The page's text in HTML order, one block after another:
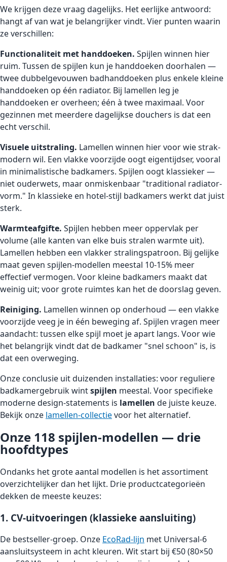
We krijgen deze vraag dagelijks. Het eerlijke antwoord:
hangt af van wat je belangrijker vindt. Vier punten waarin
ze verschillen:
Functionaliteit met handdoeken. Spijlen winnen hier
ruim. Tussen de spijlen kun je handdoeken doorhalen —
twee dubbelgevouwen badhanddoeken plus enkele kleine
handdoeken op één radiator. Bij lamellen leg je
handdoeken er overheen; één à twee maximaal. Voor
gezinnen met meerdere dagelijkse douchers is dat een
echt verschil.
Visuele uitstraling. Lamellen winnen hier voor wie strak-
modern wil. Een vlakke voorzijde oogt eigentijdser, vooral
in minimalistische badkamers. Spijlen oogt klassieker —
niet ouderwets, maar onmiskenbaar "traditional radiator-
vorm." In klassieke en hotel-stijl badkamers werkt dat juist
sterk.
Warmteafgifte. Spijlen hebben meer oppervlak per
volume (alle kanten van elke buis stralen warmte uit).
Lamellen hebben een vlakker stralingspatroon. Bij gelijke
maat geven spijlen-modellen meestal 10-15% meer
effectief vermogen. Voor kleine badkamers maakt dat
weinig uit; voor grote ruimtes kan het de doorslag geven.
Reiniging. Lamellen winnen op onderhoud — een vlakke
voorzijde veeg je in één beweging af. Spijlen vragen meer
aandacht: tussen elke spijl moet je apart langs. Voor wie
het belangrijk vindt dat de badkamer "snel schoon" is, is
dat een overweging.
Onze conclusie uit duizenden installaties: voor reguliere
badkamergebruik wintspijlen meestal. Voor specifieke
moderne design-statements is lamellen de juiste keuze.
Bekijk onze lamellen-collectievoor het alternatief.
Onze 118 spijlen-modellen — drie
hoofdtypes
Ondanks het grote aantal modellen is het assortiment
overzichtelijker dan het lijkt. Drie productcategorieën
dekken de meeste keuzes:
1. CV-uitvoeringen (klassieke aansluiting)
De bestseller-groep. Onze EcoRad-lijn met Universal-6
aansluitsysteem in acht kleuren. Wit start bij €50 (80×50